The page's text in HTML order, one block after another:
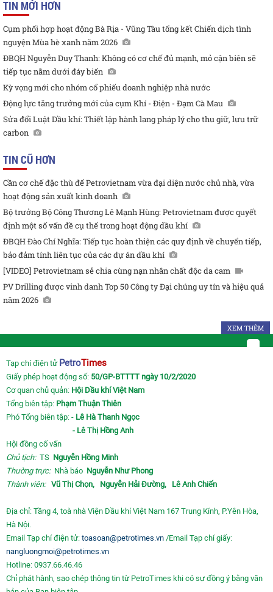
TIN MỚI HƠN
Cụm phối hợp hoạt động Bà Rịa - Vũng Tàu tổng kết Chiến dịch tình
nguyện Mùa hè xanh năm 2026
ĐBQH Nguyễn Duy Thanh: Không có cơ chế đủ mạnh, mỏ cận biên sẽ
tiếp tục nằm dưới đáy biển
Kỳ vọng mới cho nhóm cổ phiếu doanh nghiệp nhà nước
Động lực tăng trưởng mới của cụm Khí - Điện - Đạm Cà Mau
Sửa đổi Luật Dầu khí: Thiết lập hành lang pháp lý cho thu giữ, lưu trữ
carbon
TIN CŨ HƠN
Cần cơ chế đặc thù để Petrovietnam vừa đại diện nước chủ nhà, vừa
hoạt động sản xuất kinh doanh
Bộ trưởng Bộ Công Thương Lê Mạnh Hùng: Petrovietnam được quyết
định một số vấn đề cụ thể trong hoạt động dầu khí
ĐBQH Đào Chí Nghĩa: Tiếp tục hoàn thiện các quy định về chuyển tiếp,
bảo đảm tính liên tục của các dự án dầu khí
[VIDEO] Petrovietnam sẻ chia cùng nạn nhân chất độc da cam
PV Drilling được vinh danh Top 50 Công ty Đại chúng uy tín và hiệu quả
năm 2026
XEM THÊM
Tạp chí điện tử PetroTimes
Giấy phép hoạt động số: 50/GP-BTTTT ngày 10/2/2020
Cơ quan chủ quản: Hội Dầu khí Việt Nam
Tổng biên tập: Phạm Thuận Thiên
Phó Tổng biên tập: - Lê Hà Thanh Ngọc
- Lê Thị Hồng Anh
Hội đồng cố vấn
Chủ tịch:TS Nguyễn Hồng Minh
Thường trực: Nhà báo Nguyễn Như Phong
Thành viên: Vũ Thị Chọn, Nguyễn Hải Đường, Lê Anh Chiến
Địa chỉ: Tầng 4, toà nhà Viện Dầu khí Việt Nam 167 Trung Kính, P.Yên Hòa,
Hà Nội.
Email Tạp chí điện tử: toasoan@petrotimes.vn /Email Tạp chí giấy:
nangluongmoi@petrotimes.vn
Hotline: 0937.66.46.46
Chỉ phát hành, sao chép thông tin từ PetroTimes khi có sự đồng ý bằng văn